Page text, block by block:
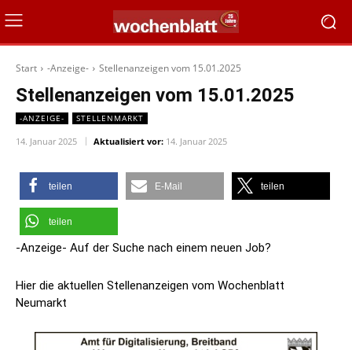
Start -Anzeige- Stellenanzeigen vom 15.01.2025
Stellenanzeigen vom 15.01.2025
-ANZEIGE- STELLENMARKT
14. Januar 2025 Aktualisiert vor: 14. Januar 2025
teilen E-Mail teilen
teilen
-Anzeige- Auf der Suche nach einem neuen Job?
Hier die aktuellen Stellenanzeigen vom Wochenblatt
Neumarkt